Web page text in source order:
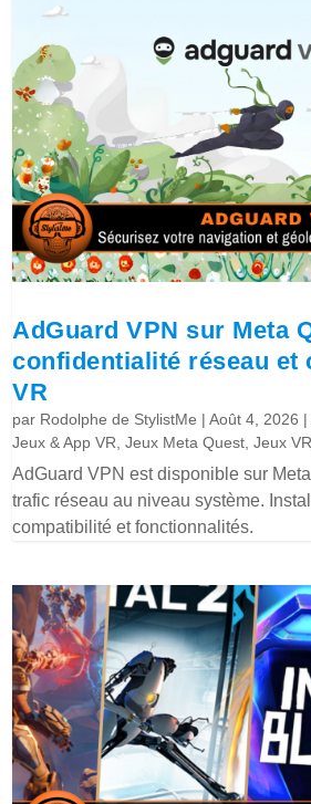
AdGuard VPN sur Meta
confidentialité réseau et
VR
par Rodolphe de StylistMe |Août 4, 2026 |
Jeux & App VR,Jeux Meta Quest,Jeux
AdGuard VPN est disponible sur
trafic réseau au niveau système.
compatibilité et fonctionnalités.